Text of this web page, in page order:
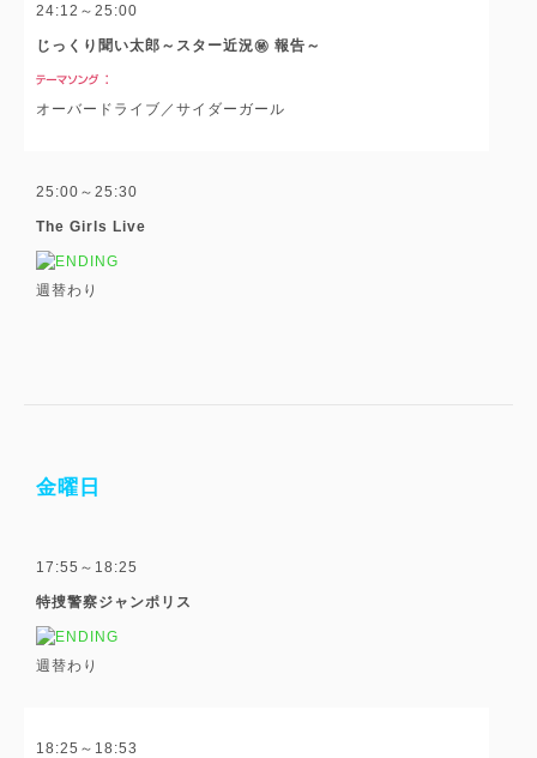
24:12～25:00
じっくり聞い太郎～スター近況㊙ 報告～
オーバードライブ／サイダーガール
25:00～25:30
The Girls Live
週替わり
金曜日
17:55～18:25
特捜警察ジャンポリス
週替わり
18:25～18:53